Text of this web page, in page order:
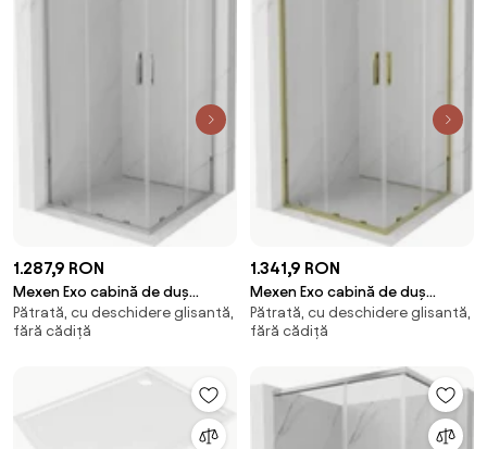
1.287,9 RON
Mexen Exo cabină de duș
pătrată culisantă 100 x 100 cm,
transparentă, crom - 8111-100-
Pătrată, cu deschidere glisantă,
fără cădiță
1.341,9 RON
Mexen Exo cabină de duș
pătrată culisantă 100 x 100 cm,
transparentă, aurie - 8111-100-
Pătrată, cu deschidere glisantă,
fără cădiță